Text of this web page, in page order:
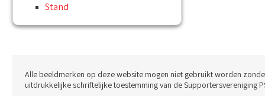
Stand
Alle beeldmerken op deze website mogen niet gebruikt worden
uitdrukkelijke schriftelijke toestemming van de Supportersvereniging